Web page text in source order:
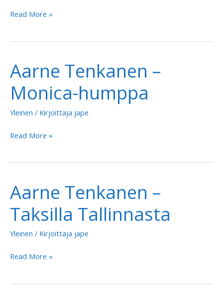
Aarne
–
enkeli
liikaa
Read More »
Aarne Tenkanen –
Monica-humppa
Yleinen / Kirjoittaja jape
Aarne
–
humppa
Read More »
Aarne Tenkanen –
Taksilla Tallinnasta
Yleinen / Kirjoittaja jape
Aarne
–
Read More »